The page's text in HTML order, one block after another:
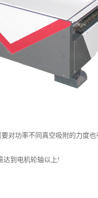
功率不同真空吸附的力度也
到电机轮轴以上!